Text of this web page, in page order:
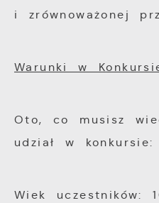
i zrównoważonej
Warunki w
Oto, co musisz
udział w konkursie:
Wiek uczestników: